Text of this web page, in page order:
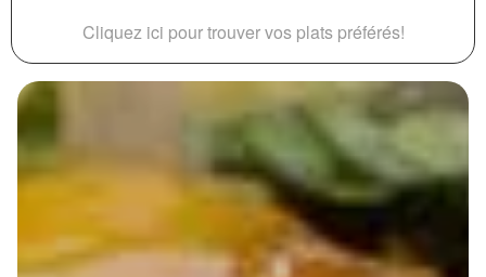
Cliquez ici pour trouver vos plats préférés!